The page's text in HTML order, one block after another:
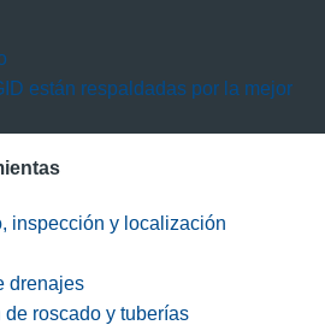
están respaldadas por la mejor
inspección y localización
drenajes
de roscado y tuberías